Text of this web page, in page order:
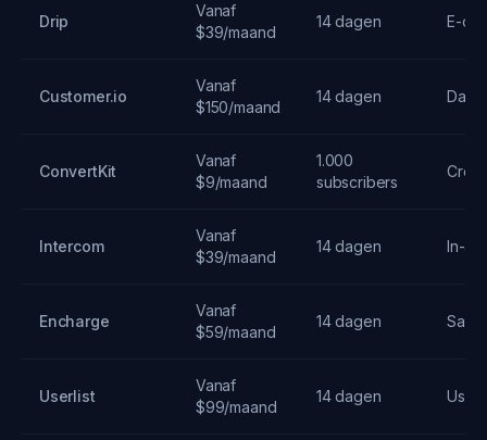
Drip
Vanaf
$39/maand
14 dagen E-
Customer.io
Vanaf
$150/maand
14 dagen
ConvertKit
Vanaf
$9/maand
1.000
subscribers
Intercom
Vanaf
$39/maand
14 dagen In-
Encharge
Vanaf
$59/maand
14 dagen
Userlist
Vanaf
$99/maand
14 dagen User